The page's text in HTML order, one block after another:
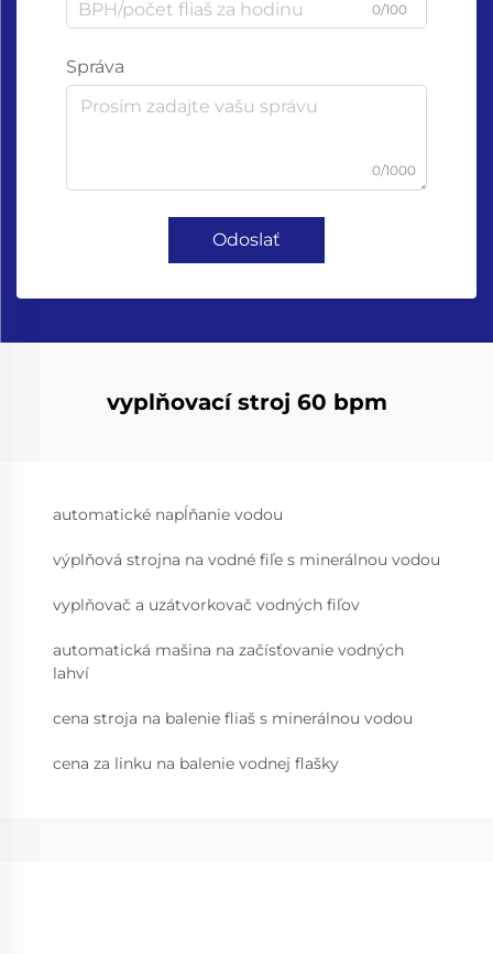
0/100
Správa
0/1000
Odoslať
vyplňovací stroj 60 bpm
automatické napĺňanie vodou
výplňová strojna na vodné fiľe s minerálnou vodou
vyplňovač a uzátvorkovač vodných fiľov
automatická mašina na začísťovanie vodných
lahví
cena stroja na balenie fliaš s minerálnou vodou
cena za linku na balenie vodnej flašky